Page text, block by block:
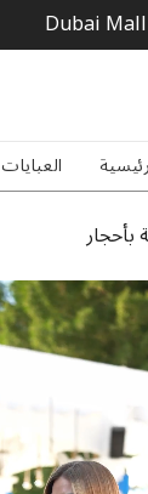
Dubai
العبايات
بأحجار